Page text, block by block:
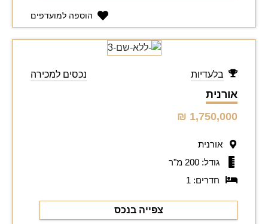
הוספה למועדפים
בלעדיות נכסים למכירה
אורנית
1,750,000 ₪
אורנית
גודל: 200 מ"ר
חדרים: 1
צפייה בנכס